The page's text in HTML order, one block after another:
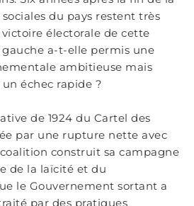
du pays restent très
électorale de cette
a-t-elle permis une
ambitieuse mais
échec rapide ?
de 1924 du Cartel des
par une rupture nette avec
construit sa campagne
de la laïcité et du
le Gouvernement sortant a
par des pratiques